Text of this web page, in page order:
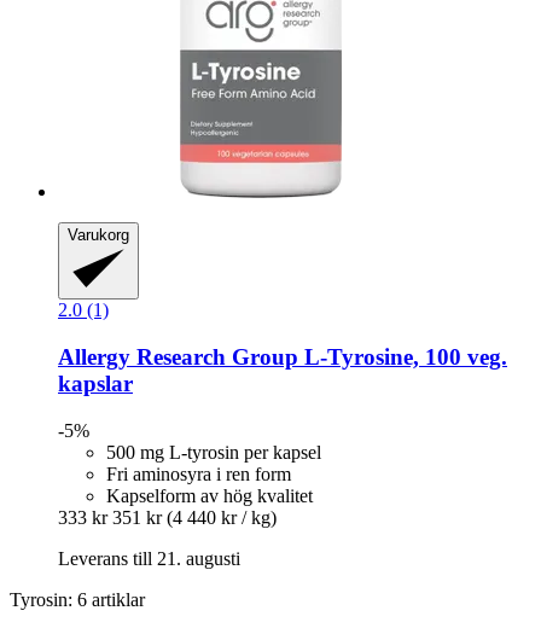
Varukorg
2.0 (1)
Allergy Research Group L-​Tyrosine, 100 veg.
kapslar
-5%
500 mg L-tyrosin per kapsel
Fri aminosyra i ren form
Kapselform av hög kvalitet
333 kr 351 kr (4 440 kr / kg)
Leverans till 21. augusti
Tyrosin: 6 artiklar